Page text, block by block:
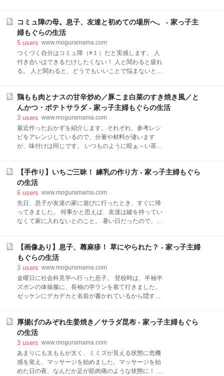
噌汁に、水で戻したサラダ昆布を入れました。 最初は
味噌が分離してしまうんじゃないか？と思いました。
サラダ昆布がトロッとしていたからでしょうね。
要】Apple ID-パスワード初期化のご連絡 Appleを騙る
メールの内容 メール本文 最後に 【重要】Apple ID-パ
スワード初期化のご連絡 昨日の昼頃、同じ内容のメー
ルが時間差で２通届いていました。 今回は、迷惑メー
ルフォルダに入らず、受信箱に入っていました。 本物
かどうかを確認するために、送信元アドレスを見てみ
からのメールの場合、「apple.com」が入ります。 そ
れでも、偽装されている可能性もあ
コミュ障の母。息子、友達と初めての場所へ。 - 家っ子主
婦もぐらの生活
5 users www.moguramama.com
つくづく自分はコミュ障（※１）だと実感します。 人
付き合いはできるだけしたくない！ 人と関わると疲れ
る。 人と関わると、どうでもいいことで悩まないとい
ンしてしまう。 そのため、あえて輪に入らないように
しています。 ひとりがラクです。 友達とのランチでさ
え、その時は楽しいと感じているのに、一緒にいると
き腹痛がおこり、帰宅すると今度は頭痛でダウンして
しまうんですよね💧 それでも、いつまでも自分の殻に
閉じこもっていちゃダメだな、と思います。 ※１「コ
な人をさすネット用語です。 【目次】 友達の誘いに悩
む 保護者同伴ですか？ 楽しみだけど不安！ 初めての
市営プール 母親同士の交流 友達の誘いに悩む 息
鶏もも肉とナスの甘辛炒め／豚こま白菜のすき焼き風／と
んかつ・ポテトサラダ - 家っ子主婦もぐらの生活
3 users www.moguramama.com
最近作ったおかずを紹介します。それぞれ、参考レシ
ピをアレンジしているので、分量や材料が違います
が、味付けは同じです。 いつものように暗ぁ～い茶色
材料 作り方 参考レシピ とんかつ ポテトサラダの作り
方 鶏もも肉とナスの甘辛炒め ナスが１本残っていたの
で使いました。鶏もも肉は１枚分です。 ナス嫌いの旦
那は食べませんでしたが、おいしかったです！ ナス、
おいしいのになぁ～。 というか、これは見ての通り、
ナスが小さくなっているので、そんなに味はしないと
１ 酒 大さじ１ A）醤油 大さじ１ A）砂糖 小さじ
１ A）みりん 大さじ１ A）しょうがチューブ ２cm
いりごま 作り方 １）ナスはヘ
【手作り】いちご三昧！ 練乳の作り方 - 家っ子主婦もぐら
の生活
6 users www.moguramama.com
先日、息子が友達の家に遊びに行ったとき、すぐに帰
ってきました。 何事かと思えば、友達は鍵を持ってい
なくて家に入れないとのこと。 暑い日だったので、す
で、１時間以上待っていたので、その間にいちごを買
ってきてくれたようで、息子がいただいて帰ってきま
した。 いちご三昧！ 息子はいちごが好きなので、練乳
をかけて食べたい！と言っていたので、２パックもい
ただいたから、練乳を作ることにしました。 社会科見
学のときのお弁当にいちごも入れていたので、連日い
乳は簡単に作れるので、わざわざ買わなくてもいいで
す。 買う方がもったいないです！ いちごにも、かき氷
にもたっぷり使えるので、ぜひ作ってください。 作り
方 【材料
【画像あり】息子、蕁麻疹！ 草にやられた？ - 家っ子主婦
もぐらの生活
3 users www.moguramama.com
金曜日に社会科見学へ行った息子。 登校時は、半袖半
ズボンの体操服に、長袖の学ランを着て行きました。
ゼッケンにデカデカと名前が書かれているから隠すた
も背中も蕁麻疹！ 足の蕁麻疹だけ残る 蕁麻疹の原因不
明 蚊に刺された？ 帰宅してから「蚊に刺されて痒
い！」と言っていたけど、そのまま友達の家に遊びに
行きました。 土曜日は登校日だったので、宿題もしな
きゃいけないのに、晩ごはんを食べたあと、そのまま
寝てしまいました。 起きたとき「痒い」と言うので、
厚揚げのみぞれ生姜焼き／サラダ昆布 - 家っ子主婦もぐら
の生活
3 users www.moguramama.com
あまりにも太ももが太く、ミミズが見える状態に危機
感を覚え、マッサージを始めました。マッサージを始
めた日の夜、なんだか足が筋肉痛のような状態に！ 翌